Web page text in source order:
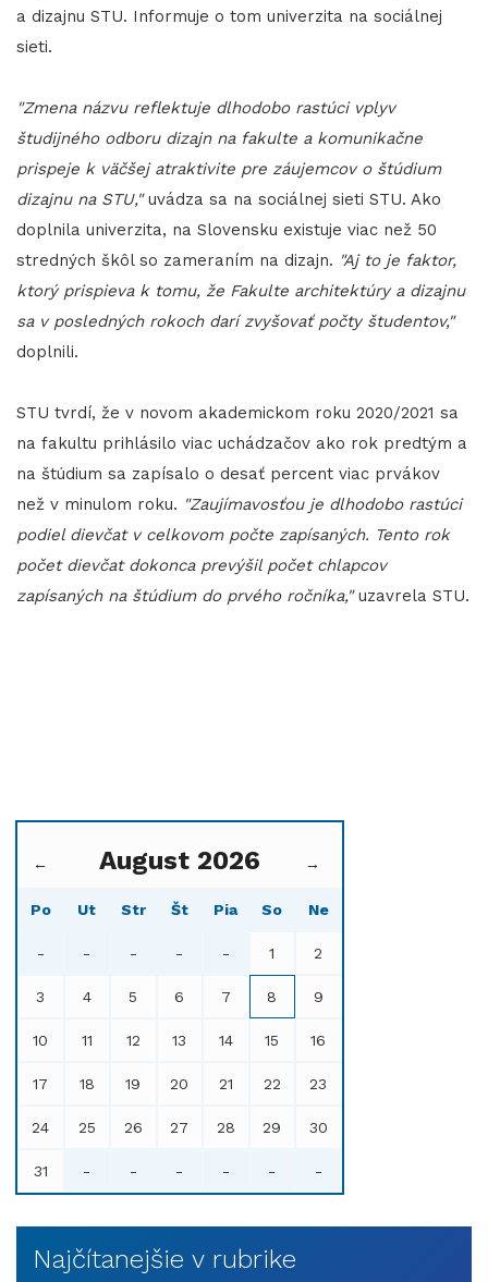
a dizajnu STU. Informuje o tom univerzita na sociálnej
sieti.
"Zmena názvu reflektuje dlhodobo rastúci vplyv
študijného odboru dizajn na fakulte a komunikačne
prispeje k väčšej atraktivite pre záujemcov o štúdium
dizajnu na STU,"uvádza sa na sociálnej sieti STU. Ako
doplnila univerzita, na Slovensku existuje viac než 50
stredných škôl so zameraním na dizajn. "Aj to je faktor,
ktorý prispieva k tomu, že Fakulte architektúry a dizajnu
sa v posledných rokoch darí zvyšovať počty študentov,"
doplnili.
STU tvrdí, že v novom akademickom roku 2020/2021 sa
na fakultu prihlásilo viac uchádzačov ako rok predtým a
na štúdium sa zapísalo o desať percent viac prvákov
než v minulom roku. "Zaujímavosťou je dlhodobo rastúci
podiel dievčat v celkovom počte zapísaných. Tento rok
počet dievčat dokonca prevýšil počet chlapcov
zapísaných na štúdium do prvého ročníka,"uzavrela STU.
← August 2026 →
Po Ut Str Št Pia So Ne
- - - - - 1 2
3 4 5 6 7 8 9
10 11 12 13 14 15 16
17 18 19 20 21 22 23
24 25 26 27 28 29 30
31 - - - - - -
Najčítanejšie v rubrike